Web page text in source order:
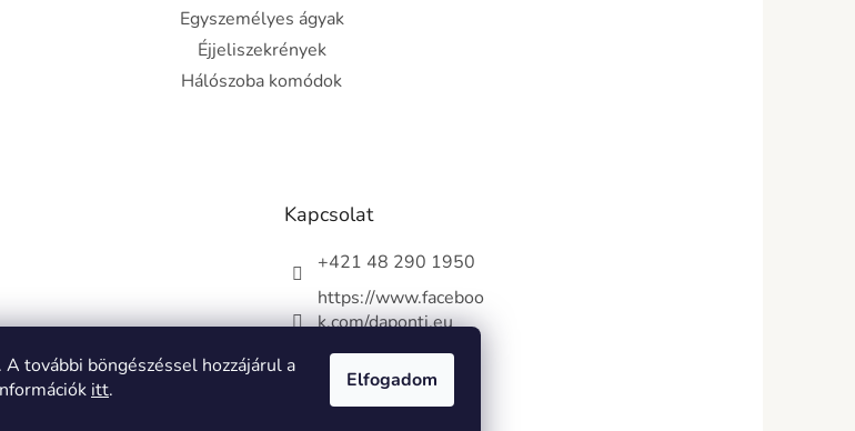
további böngészéssel hozzájárul a
itt. Elfogadom
Egyszemélyes ágyak
Éjjeliszekrények
Hálószoba komódok
Kapcsolat
+421 48 290 1950
https://www.faceboo
k.com/daponti.eu
daponti_eu